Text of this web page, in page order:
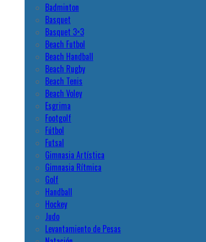
Badminton
Basquet
Basquet 3×3
Beach Futbol
Beach Handball
Beach Rugby
Beach Tenis
Beach Voley
Esgrima
Footgolf
Fútbol
Futsal
Gimnasia Artística
Gimnasia Rítmica
Golf
Handball
Hockey
Judo
Levantamiento de Pesas